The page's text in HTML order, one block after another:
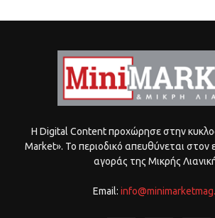
Η Digital Content προχώρησε στην
Market». Το περιοδικό απευθύνεται στον
αγοράς της Μικρής
Email: